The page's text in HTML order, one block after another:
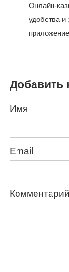
Онлайн-
удобства и
Добавить
Имя
Email
Комментарий